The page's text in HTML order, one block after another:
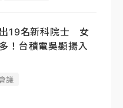
19名新科院士 女
！台積電吳顯揚入
議